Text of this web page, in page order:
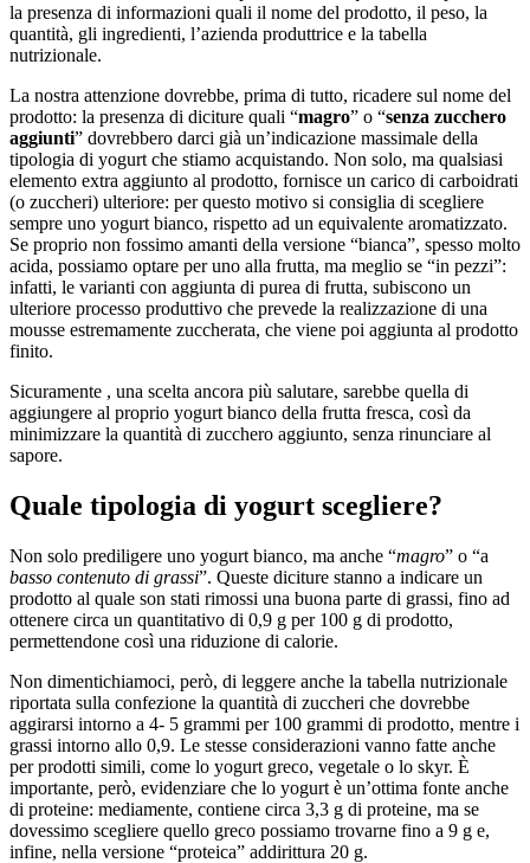
la presenza di informazioni quali il nome del prodotto, il peso, la
quantità, gli ingredienti, l’azienda produttrice e la tabella
nutrizionale.
La nostra attenzione dovrebbe, prima di tutto, ricadere sul nome del
prodotto: la presenza di diciture quali “magro” o “senza zucchero
aggiunti” dovrebbero darci già un’indicazione massimale della
tipologia di yogurt che stiamo acquistando. Non solo, ma qualsiasi
elemento extra aggiunto al prodotto, fornisce un carico di carboidrati
(o zuccheri) ulteriore: per questo motivo si consiglia di scegliere
sempre uno yogurt bianco, rispetto ad un equivalente aromatizzato.
Se proprio non fossimo amanti della versione “bianca”, spesso molto
acida, possiamo optare per uno alla frutta, ma meglio se “in pezzi”:
infatti, le varianti con aggiunta di purea di frutta, subiscono un
ulteriore processo produttivo che prevede la realizzazione di una
mousse estremamente zuccherata, che viene poi aggiunta al prodotto
finito.
Sicuramente , una scelta ancora più salutare, sarebbe quella di
aggiungere al proprio yogurt bianco della frutta fresca, così da
minimizzare la quantità di zucchero aggiunto, senza rinunciare al
sapore.
Quale tipologia di yogurt scegliere?
Non solo prediligere uno yogurt bianco, ma anche “magro” o “a
basso contenuto di grassi”. Queste diciture stanno a indicare un
prodotto al quale son stati rimossi una buona parte di grassi, fino ad
ottenere circa un quantitativo di 0,9 g per 100 g di prodotto,
permettendone così una riduzione di calorie.
Non dimentichiamoci, però, di leggere anche la tabella nutrizionale
riportata sulla confezione la quantità di zuccheri che dovrebbe
aggirarsi intorno a 4- 5 grammi per 100 grammi di prodotto, mentre i
grassi intorno allo 0,9. Le stesse considerazioni vanno fatte anche
per prodotti simili, come lo yogurt greco, vegetale o lo skyr. È
importante, però, evidenziare che lo yogurt è un’ottima fonte anche
di proteine: mediamente, contiene circa 3,3 g di proteine, ma se
dovessimo scegliere quello greco possiamo trovarne fino a 9 g e,
infine, nella versione “proteica” addirittura 20 g.